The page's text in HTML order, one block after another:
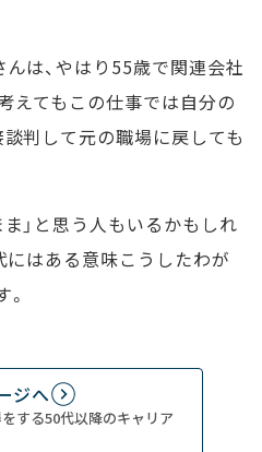
は、やはり55歳で関連会社
えてもこの仕事では自分の
判して元の職場に戻しても
」と思う人もいるかもしれ
にはある意味こうしたわが
ジへ
する50代以降のキャリア